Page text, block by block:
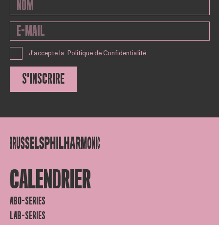
J'accepte la Politique de Confidentialité
S'INSCRIRE
CALENDRIER
ABO-SERIES
LAB-SERIES